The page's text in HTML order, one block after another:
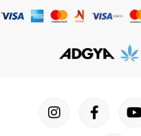
I
n
F
a
Y
o